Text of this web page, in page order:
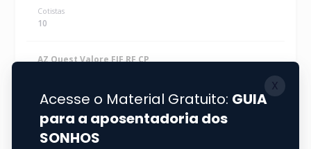
Eduardo Augusto Aun
Walter Maciel Neto
Igor Antonio Cardoso
Laurence Pacheco Santiago De Mello
Cotistas
10
AZ Quest Valore FIF RF CP
Renda Fixa
Duração Livre Grau de Investimento
Status
Em Funcionamento Normal